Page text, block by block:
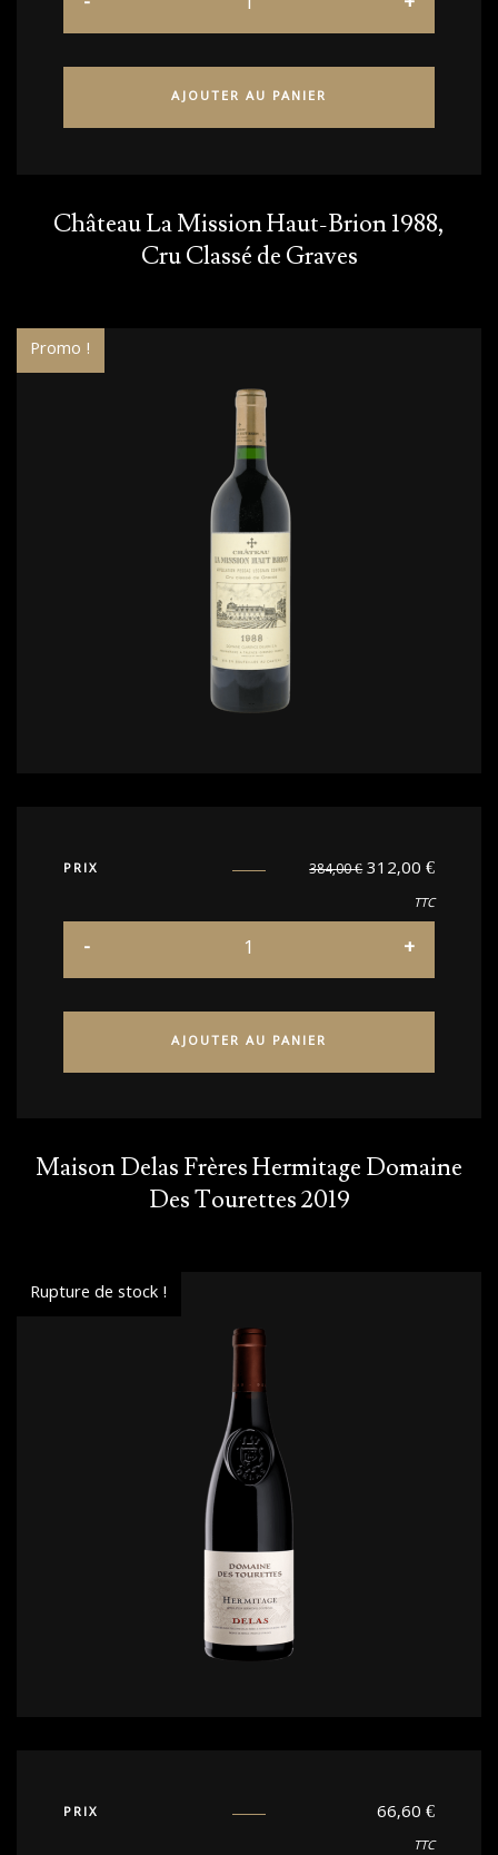
AJOUTER AU PANIER
Château La Mission Haut-Brion 1988,
Cru Classé de Graves
Promo !
PRIX 384,00€312,00€
TTC
AJOUTER AU PANIER
Maison Delas Frères Hermitage Domaine
Des Tourettes 2019
Rupture de stock !
PRIX 66,60€
TTC